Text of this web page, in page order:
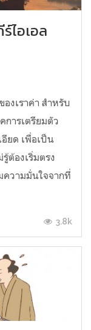
ไอเอล
งเราค่า สำหรับ
การเตรียมตัว
อียด เพื่อเป็น
ต้องเริ่มตรง
ความมั่นใจจากที่
3.8k